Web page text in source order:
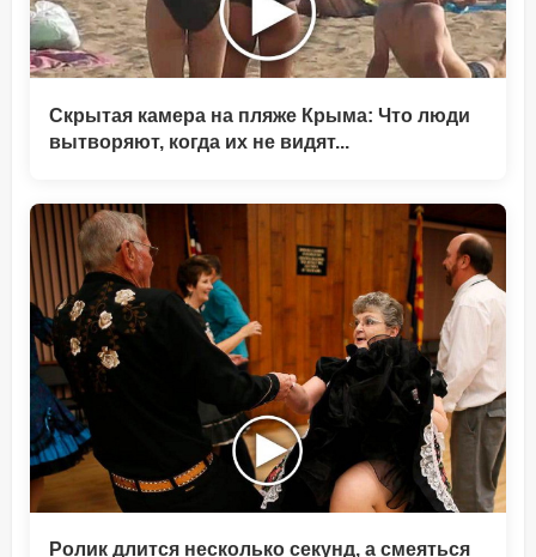
Скрытая камера на пляже Крыма: Что люди
вытворяют, когда их не видят...
Ролик длится несколько секунд, а смеяться